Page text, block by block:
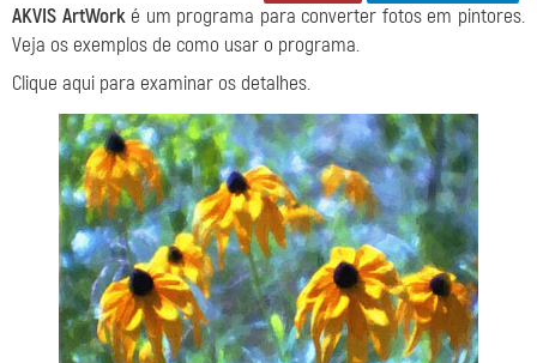
AKVIS ArtWorké um programa para converter fotos em pintores.
Veja os exemplos de como usar o programa.
Clique aqui para examinar os detalhes.